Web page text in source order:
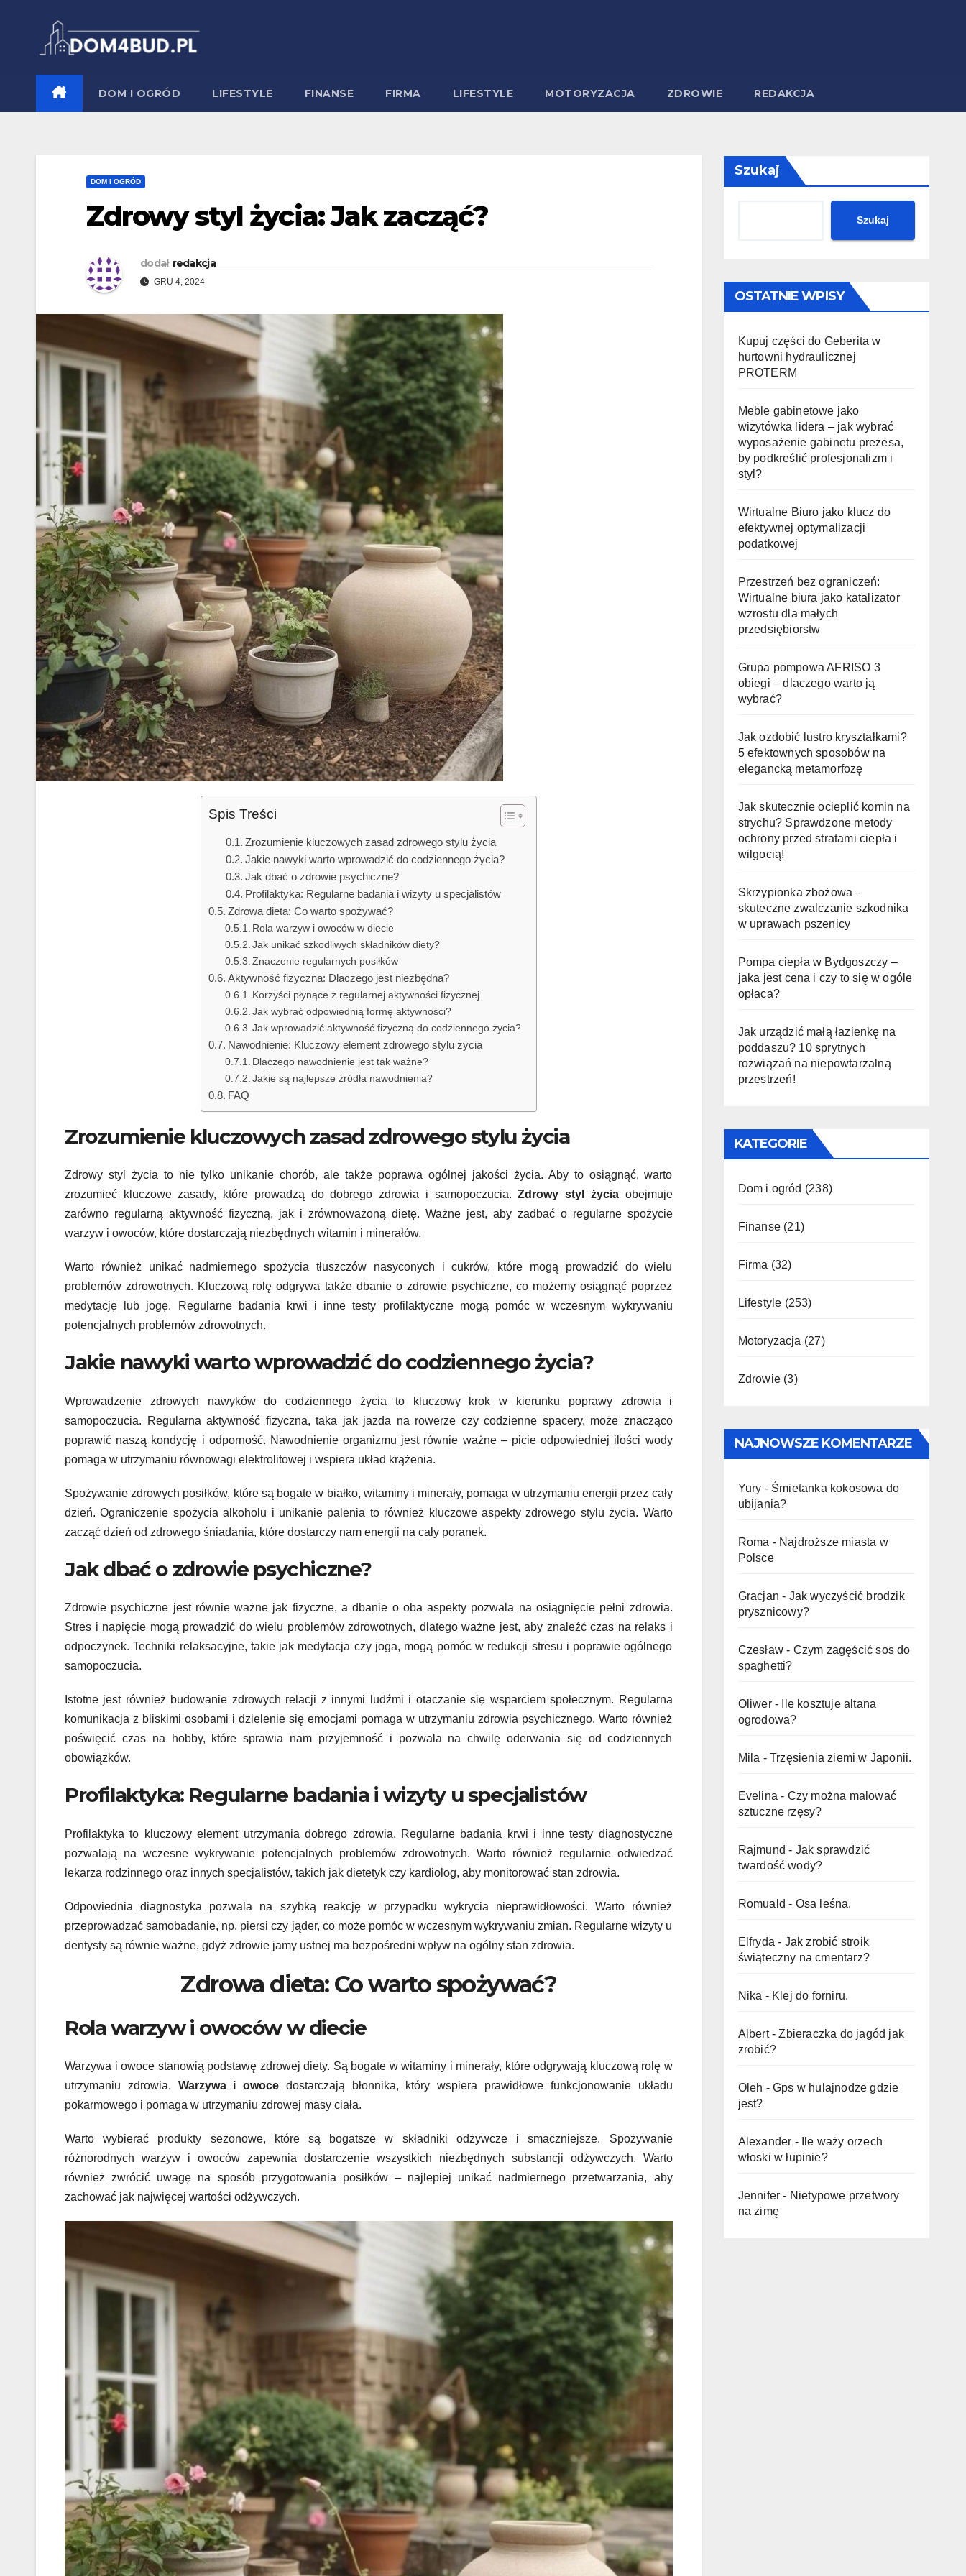
DOM I OGRÓD LIFESTYLE FINANSE FIRMA LIFESTYLE MOTORYZACJA ZDROWIE REDAKCJA
DOM I OGRÓD
Zdrowy styl życia: Jak zacząć?
dodał redakcja
GRU 4, 2024
Spis Treści
Zrozumienie kluczowych zasad zdrowego stylu życia
Jakie nawyki warto wprowadzić do codziennego życia?
Jak dbać o zdrowie psychiczne?
Profilaktyka: Regularne badania i wizyty u specjalistów
Zdrowa dieta: Co warto spożywać?
Rola warzyw i owoców w diecie
Jak unikać szkodliwych składników diety?
Znaczenie regularnych posiłków
Aktywność fizyczna: Dlaczego jest niezbędna?
Korzyści płynące z regularnej aktywności fizycznej
Jak wybrać odpowiednią formę aktywności?
Jak wprowadzić aktywność fizyczną do codziennego życia?
Nawodnienie: Kluczowy element zdrowego stylu życia
Dlaczego nawodnienie jest tak ważne?
Jakie są najlepsze źródła nawodnienia?
FAQ
Zrozumienie kluczowych zasad zdrowego stylu życia
Zdrowy styl życia to nie tylko unikanie chorób, ale także poprawa ogólnej jakości życia. Aby to osiągnąć, warto
zrozumieć kluczowe zasady, które prowadzą do dobrego zdrowia i samopoczucia.Zdrowy styl życiaobejmuje
zarówno regularną aktywność fizyczną, jak i zrównoważoną dietę. Ważne jest, aby zadbać o regularne spożycie
warzyw i owoców, które dostarczają niezbędnych witamin i minerałów.
Warto również unikać nadmiernego spożycia tłuszczów nasyconych i cukrów, które mogą prowadzić do wielu
problemów zdrowotnych. Kluczową rolę odgrywa także dbanie o zdrowie psychiczne, co możemy osiągnąć poprzez
medytację lub jogę. Regularne badania krwi i inne testy profilaktyczne mogą pomóc w wczesnym wykrywaniu
potencjalnych problemów zdrowotnych.
Jakie nawyki warto wprowadzić do codziennego życia?
Wprowadzenie zdrowych nawyków do codziennego życia to kluczowy krok w kierunku poprawy zdrowia i
samopoczucia. Regularna aktywność fizyczna, taka jak jazda na rowerze czy codzienne spacery, może znacząco
poprawić naszą kondycję i odporność. Nawodnienie organizmu jest równie ważne – picie odpowiedniej ilości wody
pomaga w utrzymaniu równowagi elektrolitowej i wspiera układ krążenia.
Spożywanie zdrowych posiłków, które są bogate w białko, witaminy i minerały, pomaga w utrzymaniu energii przez cały
dzień. Ograniczenie spożycia alkoholu i unikanie palenia to również kluczowe aspekty zdrowego stylu życia. Warto
zacząć dzień od zdrowego śniadania, które dostarczy nam energii na cały poranek.
Jak dbać o zdrowie psychiczne?
Zdrowie psychiczne jest równie ważne jak fizyczne, a dbanie o oba aspekty pozwala na osiągnięcie pełni zdrowia.
Stres i napięcie mogą prowadzić do wielu problemów zdrowotnych, dlatego ważne jest, aby znaleźć czas na relaks i
odpoczynek. Techniki relaksacyjne, takie jak medytacja czy joga, mogą pomóc w redukcji stresu i poprawie ogólnego
samopoczucia.
Istotne jest również budowanie zdrowych relacji z innymi ludźmi i otaczanie się wsparciem społecznym. Regularna
komunikacja z bliskimi osobami i dzielenie się emocjami pomaga w utrzymaniu zdrowia psychicznego. Warto również
poświęcić czas na hobby, które sprawia nam przyjemność i pozwala na chwilę oderwania się od codziennych
obowiązków.
Profilaktyka: Regularne badania i wizyty u specjalistów
Profilaktyka to kluczowy element utrzymania dobrego zdrowia. Regularne badania krwi i inne testy diagnostyczne
pozwalają na wczesne wykrywanie potencjalnych problemów zdrowotnych. Warto również regularnie odwiedzać
lekarza rodzinnego oraz innych specjalistów, takich jak dietetyk czy kardiolog, aby monitorować stan zdrowia.
Odpowiednia diagnostyka pozwala na szybką reakcję w przypadku wykrycia nieprawidłowości. Warto również
przeprowadzać samobadanie, np. piersi czy jąder, co może pomóc w wczesnym wykrywaniu zmian. Regularne wizyty u
dentysty są równie ważne, gdyż zdrowie jamy ustnej ma bezpośredni wpływ na ogólny stan zdrowia.
Zdrowa dieta: Co warto spożywać?
Rola warzyw i owoców w diecie
Warzywa i owoce stanowią podstawę zdrowej diety. Są bogate w witaminy i minerały, które odgrywają kluczową rolę w
utrzymaniu zdrowia. Warzywa i owoce dostarczają błonnika, który wspiera prawidłowe funkcjonowanie układu
pokarmowego i pomaga w utrzymaniu zdrowej masy ciała.
Warto wybierać produkty sezonowe, które są bogatsze w składniki odżywcze i smaczniejsze. Spożywanie
różnorodnych warzyw i owoców zapewnia dostarczenie wszystkich niezbędnych substancji odżywczych. Warto
również zwrócić uwagę na sposób przygotowania posiłków – najlepiej unikać nadmiernego przetwarzania, aby
zachować jak najwięcej wartości odżywczych.
Szukaj
Szukaj
OSTATNIE WPISY
Kupuj części do Geberita w
hurtowni hydraulicznej
PROTERM
Meble gabinetowe jako
wizytówka lidera – jak wybrać
wyposażenie gabinetu prezesa,
by podkreślić profesjonalizm i
styl?
Wirtualne Biuro jako klucz do
efektywnej optymalizacji
podatkowej
Przestrzeń bez ograniczeń:
Wirtualne biura jako katalizator
wzrostu dla małych
przedsiębiorstw
Grupa pompowa AFRISO 3
obiegi – dlaczego warto ją
wybrać?
Jak ozdobić lustro kryształkami?
5 efektownych sposobów na
elegancką metamorfozę
Jak skutecznie ocieplić komin na
strychu? Sprawdzone metody
ochrony przed stratami ciepła i
wilgocią!
Skrzypionka zbożowa –
skuteczne zwalczanie szkodnika
w uprawach pszenicy
Pompa ciepła w Bydgoszczy –
jaka jest cena i czy to się w ogóle
opłaca?
Jak urządzić małą łazienkę na
poddaszu? 10 sprytnych
rozwiązań na niepowtarzalną
przestrzeń!
KATEGORIE
Dom i ogród (238)
Finanse(21)
Firma (32)
Lifestyle (253)
Motoryzacja (27)
Zdrowie(3)
NAJNOWSZE KOMENTARZE
Yury - Śmietanka kokosowa do
ubijania?
Roma - Najdroższe miasta w
Polsce
Gracjan - Jak wyczyścić brodzik
prysznicowy?
Czesław- Czym zagęścić sos do
spaghetti?
Oliwer-
Ile kosztuje altana
ogrodowa?
Mila - Trzęsienia ziemi w Japonii.
Evelina - Czy można malować
sztuczne rzęsy?
Rajmund - Jak sprawdzić
twardość wody?
Romuald - Osa leśna.
Elfryda - Jak zrobić stroik
świąteczny na cmentarz?
Nika - Klej do forniru.
Albert-Zbieraczka do jagód jak
zrobić?
Oleh - Gps w hulajnodze gdzie
jest?
Alexander -
Ile waży orzech
włoski w łupinie?
Jennifer - Nietypowe przetwory
na zimę